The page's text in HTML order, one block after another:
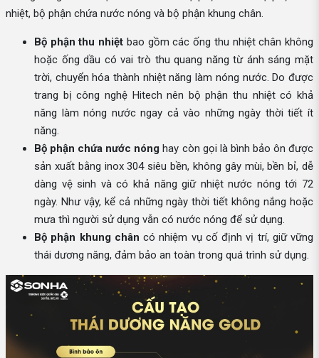
nhiệt, bộ phận chứa nước nóng và bộ phận khung chân.
Bộ phận thu nhiệt bao gồm các ống thu nhiệt chân không
hoặc ống dầu có vai trò thu quang năng từ ánh sáng mặt
trời, chuyển hóa thành nhiệt năng làm nóng nước. Do được
trang bị công nghệ Hitech nên bộ phận thu nhiệt có khả
năng làm nóng nước ngay cả vào những ngày thời tiết ít
năng.
Bộ phận chứa nước nóng hay còn gọi là bình bảo ôn được
sản xuất bằng inox 304 siêu bền, không gây mùi, bền bỉ, dễ
dàng vệ sinh và có khả năng giữ nhiệt nước nóng tới 72
ngày. Như vậy, kể cả những ngày thời tiết không nắng hoặc
mưa thì người sử dụng vẫn có nước nóng để sử dụng.
Bộ phận khung chân có nhiệm vụ cố định vị trí, giữ vững
thái dương năng, đảm bảo an toàn trong quá trình sử dụng.